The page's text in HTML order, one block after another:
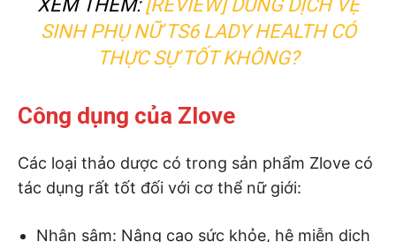
XEM THÊM: [REVIEW] DUNG DỊCH VỆ
SINH PHỤ NỮ TS6 LADY HEALTH CÓ
THỰC SỰ TỐT KHÔNG?
Công dụng của Zlove
Các loại thảo dược có trong sản phẩm Zlove có
tác dụng rất tốt đối với cơ thể nữ giới:
Nhân sâm: Nâng cao sức khỏe, hệ miễn dịch